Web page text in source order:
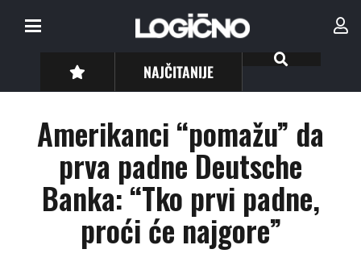
NAJČITANIJE
Amerikanci “pomažu” da
prva padne Deutsche
Banka: “Tko prvi padne,
proći će najgore”